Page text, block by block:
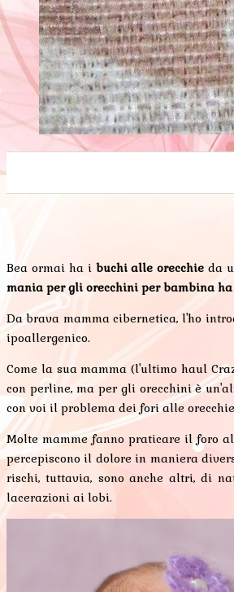
Bea ormai ha ibuchi alle orecchie da
mania per gli orecchini per bambina ha
Da brava mamma cibernetica, l'ho
ipoallergenico.
Come la sua mamma (l'ultimo haul
con perline, ma per gli orecchini è
con voi il problema dei fori alle
Molte mamme fanno praticare il foro
percepiscono il dolore in maniera
rischi, tuttavia, sono anche altri, di
lacerazioni ai lobi.